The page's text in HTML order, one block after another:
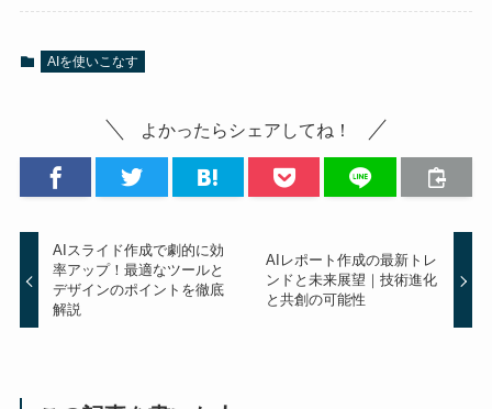
AIを使いこなす
よかったらシェアしてね！
AIスライド作成で劇的に効
率アップ！最適なツールと
デザインのポイントを徹底
解説
AIレポート作成の最新トレ
ンドと未来展望｜技術進化
と共創の可能性